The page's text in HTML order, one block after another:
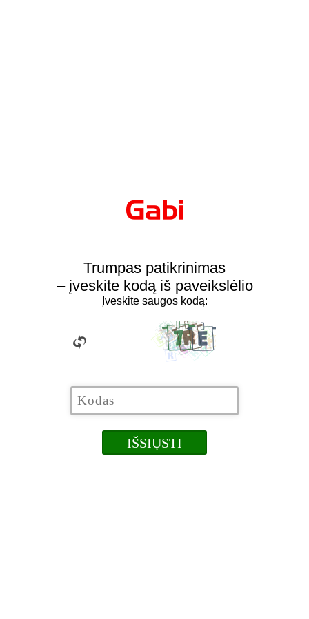
Trumpas patikrinimas
– įveskite kodą iš paveikslėlio
Įveskite saugos kodą: